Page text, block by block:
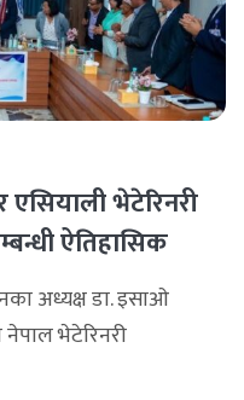
भेटेरिनरी
ऐतिहासिक
अध्यक्ष डा. इसाओ
भेटेरिनरी
नयाँ उचाइमा पुर्‍याउँदै